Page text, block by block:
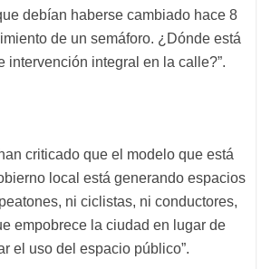
debían haberse cambiado hace 8
de un semáforo. ¿Dónde está
intervención integral en la calle?”.
criticado que el modelo que está
local está generando espacios
ni ciclistas, ni conductores,
empobrece la ciudad en lugar de
el uso del espacio público”.